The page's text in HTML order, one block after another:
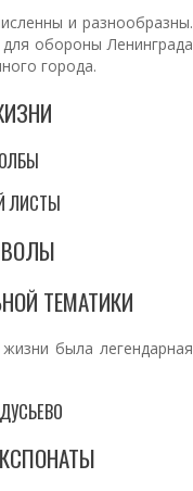
и разнообразны.
обороны Ленинграда
города.
ЛИСТЫ
ТЕМАТИКИ
была легендарная